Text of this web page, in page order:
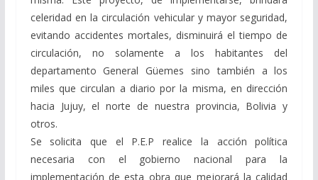
celeridad en la circulación vehicular y mayor seguridad,
evitando accidentes mortales, disminuirá el tiempo de
circulación, no solamente a los habitantes del
departamento General Güemes sino también a los
miles que circulan a diario por la misma, en dirección
hacia Jujuy, el norte de nuestra provincia, Bolivia y
otros.
Se solicita que el P.E.P realice la acción política
necesaria con el gobierno nacional para la
implementación de esta obra que mejorará la calidad